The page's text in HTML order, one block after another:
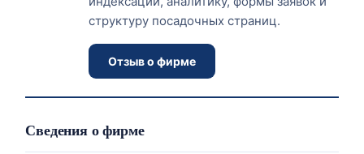
структуру посадочных страниц.
Отзыв о фирме
Сведения о фирме